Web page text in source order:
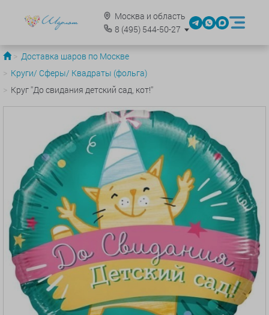
Москва и область
8 (495)544-50-27
Доставка шаров по Москве
Круги/ Сферы/ Квадраты (фольга)
Круг ''До свидания детский сад, кот!''